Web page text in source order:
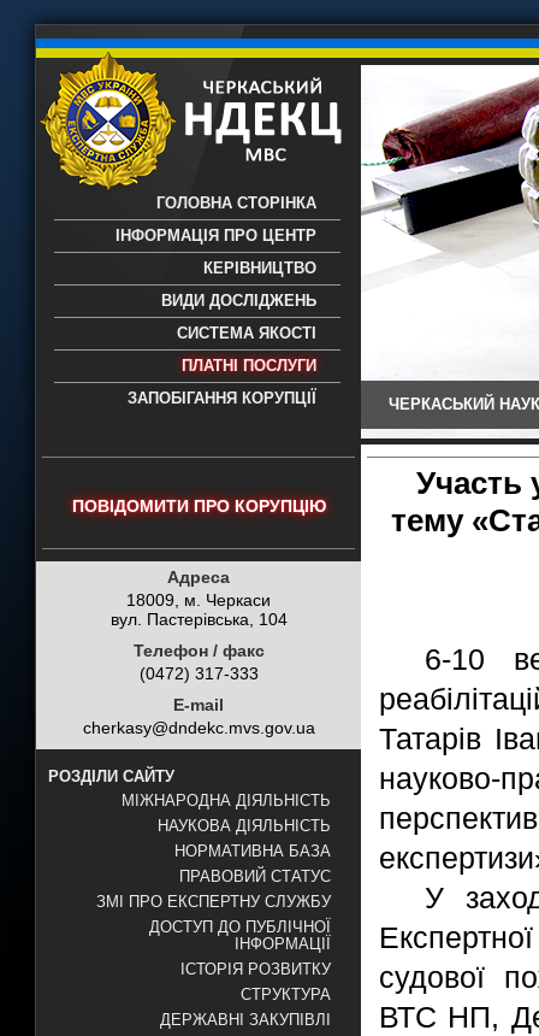
науково-дослідний експертно-
- проведення всих видів судових
експертиз
ГОЛОВНА СТОРІНКА
ІНФОРМАЦІЯ ПРО ЦЕНТР
КЕРІВНИЦТВО
ВИДИ ДОСЛІДЖЕНЬ
СИСТЕМА ЯКОСТІ
ПЛАТНІ ПОСЛУГИ
ЗАПОБІГАННЯ КОРУПЦІЇ
ЧЕРКАСЬКИЙ
ПОВІДОМИТИ ПРО КОРУПЦІЮ
Адреса
18009, м. Черкаси
вул. Пастерівська, 104
Телефон / факс
(0472) 317-333
E-mail
cherkasy@dndekc.mvs.gov.ua
РОЗДІЛИ САЙТУ
МІЖНАРОДНА ДІЯЛЬНІСТЬ
НАУКОВА ДІЯЛЬНІСТЬ
НОРМАТИВНА БАЗА
ПРАВОВИЙ СТАТУС
ЗМІ ПРО ЕКСПЕРТНУ СЛУЖБУ
ДОСТУП ДО ПУБЛІЧНОЇ
ІНФОРМАЦІЇ
ІСТОРІЯ РОЗВИТКУ
СТРУКТУРА
ДЕРЖАВНІ ЗАКУПІВЛІ
Участь
тему
6-10
Татарів
науково-
У
судової
ВТС НП,